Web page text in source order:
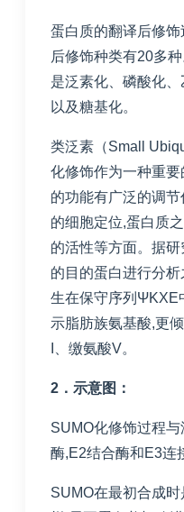
蛋白质的翻译后修
后修饰种类有20多
是泛素化、磷酸化
以及糖基化。
类泛素（Small
化修饰作为一种重
的功能有广泛的调
的细胞定位,蛋白质
的活性等方面。据
的目的蛋白进行分
生在保守序列ΨKXE
示脂肪族氨基酸,更
I、缴氨酸V。
2 ．示意图：
SUMO化修饰过程
酶,E2结合酶和E3连
SUMO在最初合成